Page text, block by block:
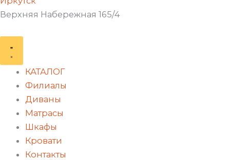
Верхняя Набережная 165/4
КАТАЛОГ
Филиалы
Диваны
Матрасы
Шкафы
Кровати
Контакты